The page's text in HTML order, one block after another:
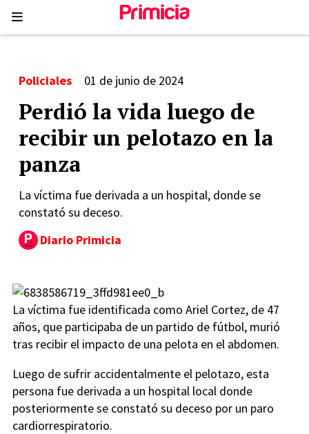
Perdió la vida luego de
recibir un pelotazo en la
panza
La víctima fue derivada a un hospital, donde se
constató su deceso.
Policiales 01 de junio de 2024
Diario Primicia
La víctima fue identificada como Ariel Cortez, de 47
años, que participaba de un partido de fútbol, murió
tras recibir el impacto de una pelota en el abdomen.
Luego de sufrir accidentalmente el pelotazo, esta
persona fue derivada a un hospital local donde
posteriormente se constató su deceso por un paro
cardiorrespiratorio.